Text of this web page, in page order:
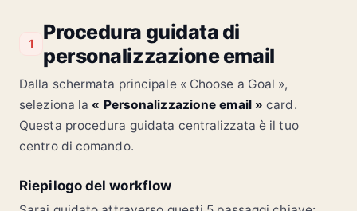
1
Procedura guidata di
personalizzazione email
Dalla schermata principale « Choose a Goal »,
seleziona la « Personalizzazione email » card.
Questa procedura guidata centralizzata è il tuo
centro di comando.
Riepilogo del workflow